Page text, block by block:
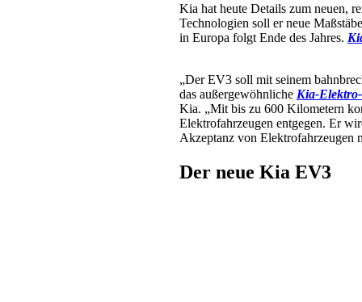
Kia hat heute Details zum neuen,
Technologien soll er neue
in Europa folgt Ende des Jahres.
„Der EV3 soll mit seinem
das außergewöhnliche Kia-
Kia. „Mit bis zu 600 Kilometern
Elektrofahrzeugen entgegen. Er
Akzeptanz von Elektrofahrzeugen
Der neue Kia EV3